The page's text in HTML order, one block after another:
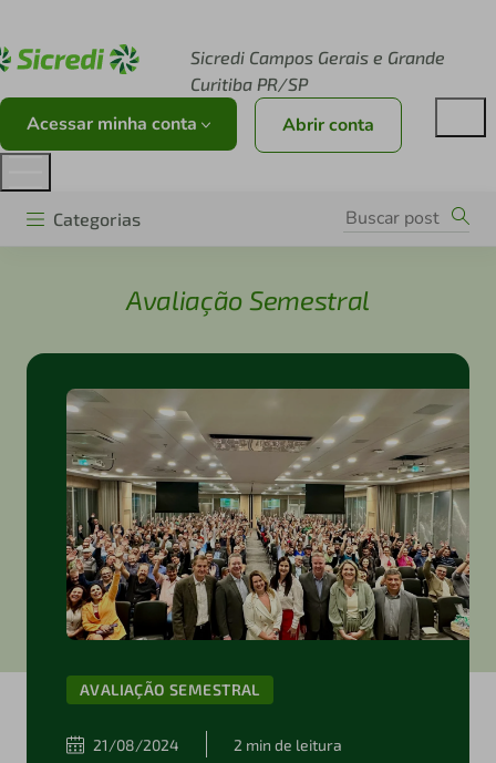
Sicredi Campos Gerais e Grande
Curitiba PR/SP
Acessar minha conta Abrir conta
Categorias
Avaliação Semestral
AVALIAÇÃO SEMESTRAL
21/08/2024 2 min de leitura